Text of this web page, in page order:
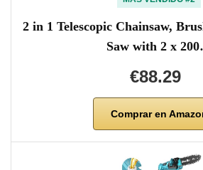
2 in 1 Telescopic Chainsaw,
Saw with 2 x
€88.29
Comprar en